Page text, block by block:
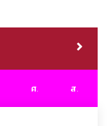
ศ. ส.